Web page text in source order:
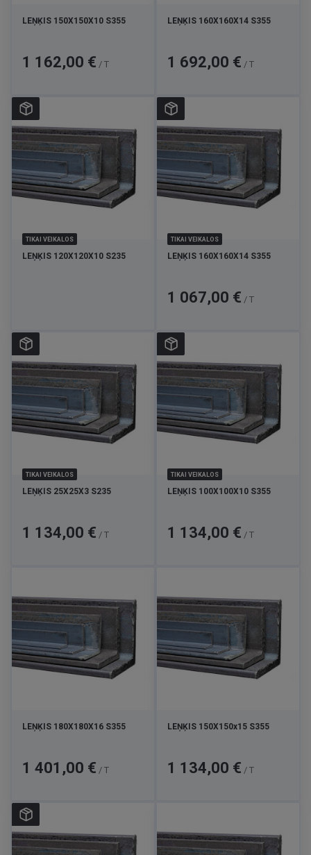
LEŅĶIS 150X150X10 S355
Cena
1 162,00 € / T
LEŅĶIS 160X160X14 S355
Cena
1 692,00 € / T
TIKAI VEIKALOS
LEŅĶIS 120X120X10 S235
TIKAI VEIKALOS
LEŅĶIS 160X160X14 S355
Cena
1 067,00 € / T
TIKAI VEIKALOS
LEŅĶIS 25X25X3 S235
Cena
1 134,00 € / T
TIKAI VEIKALOS
LEŅĶIS 100X100X10 S355
Cena
1 134,00 € / T
LEŅĶIS 180X180X16 S355
Cena
1 401,00 € / T
LEŅĶIS 150X150x15 S355
Cena
1 134,00 € / T